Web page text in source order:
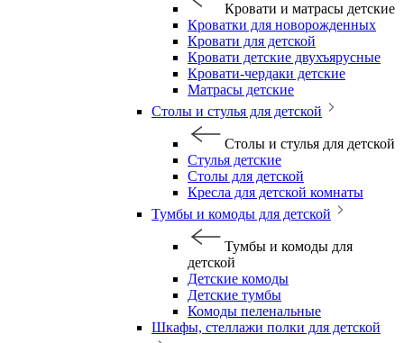
Кровати и матрасы детские
Кроватки для новорожденных
Кровати для детской
Кровати детские двухъярусные
Кровати-чердаки детские
Матрасы детские
Столы и стулья для детской
Столы и стулья для детской
Стулья детские
Столы для детской
Кресла для детской комнаты
Тумбы и комоды для детской
Тумбы и комоды для
детской
Детские комоды
Детские тумбы
Комоды пеленальные
Шкафы, стеллажи полки для детской